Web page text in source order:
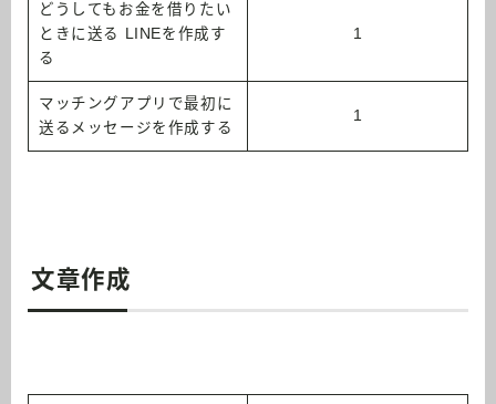
どうしてもお金を借りたい
ときに送る LINEを作成す
る
1
マッチングアプリで最初に
送るメッセージを作成する
1
文章作成